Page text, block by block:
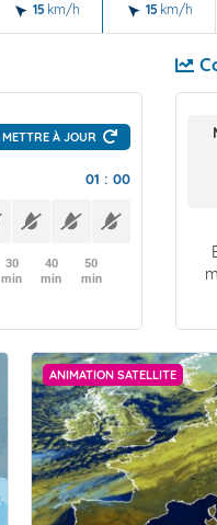
15 km/h 15 km/h
METTRE À JOUR
01 : 00
30
min
40
min
50
min
ANIMATION SATELLITE